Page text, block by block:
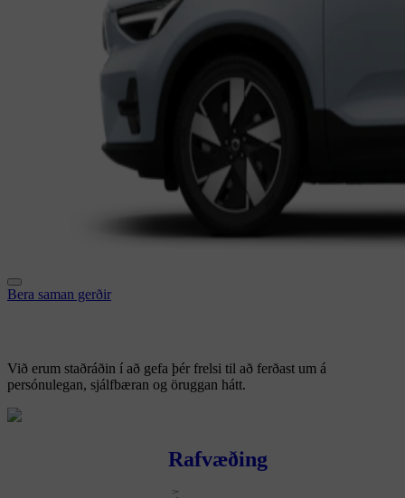
Bera saman gerðir
Við erum staðráðin í að gefa þér frelsi til að ferðast um á
persónulegan, sjálfbæran og öruggan hátt.
Rafvæðing